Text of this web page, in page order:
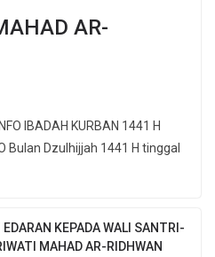
AR-
Bulan Dzulhijjah 1441 H tinggal
EDARAN KEPADA WALI SANTRI-
MAHAD AR-RIDHWAN